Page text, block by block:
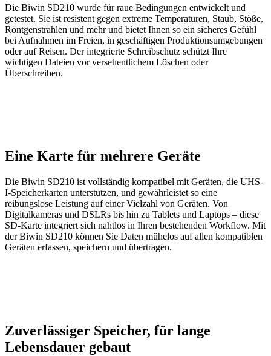
Die Biwin SD210 wurde für raue Bedingungen entwickelt und
getestet. Sie ist resistent gegen extreme Temperaturen, Staub, Stöße,
Röntgenstrahlen und mehr und bietet Ihnen so ein sicheres Gefühl
bei Aufnahmen im Freien, in geschäftigen Produktionsumgebungen
oder auf Reisen. Der integrierte Schreibschutz schützt Ihre
wichtigen Dateien vor versehentlichem Löschen oder
Überschreiben.
Eine Karte für mehrere Geräte
Die Biwin SD210 ist vollständig kompatibel mit Geräten, die UHS-
I-Speicherkarten unterstützen, und gewährleistet so eine
reibungslose Leistung auf einer Vielzahl von Geräten. Von
Digitalkameras und DSLRs bis hin zu Tablets und Laptops – diese
SD-Karte integriert sich nahtlos in Ihren bestehenden Workflow. Mit
der Biwin SD210 können Sie Daten mühelos auf allen kompatiblen
Geräten erfassen, speichern und übertragen.
Zuverlässiger Speicher, für lange
Lebensdauer gebaut